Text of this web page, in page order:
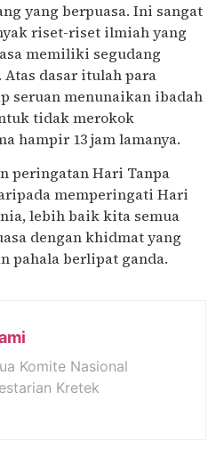
yang berpuasa. Ini sangat
riset-riset ilmiah yang
memiliki segudang
dasar itulah para
seruan menunaikan ibadah
tidak merokok
hampir 13 jam lamanya.
peringatan Hari Tanpa
memperingati Hari
lebih baik kita semua
dengan khidmat yang
pahala berlipat ganda.
Komite Nasional
Kretek